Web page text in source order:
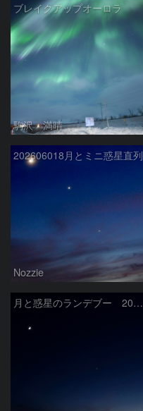
ブレイクアップオーロラ
駒沢 満晴
202606018月とミニ惑星直列
Nozzie
月と惑星のランデブー 2026/06/19